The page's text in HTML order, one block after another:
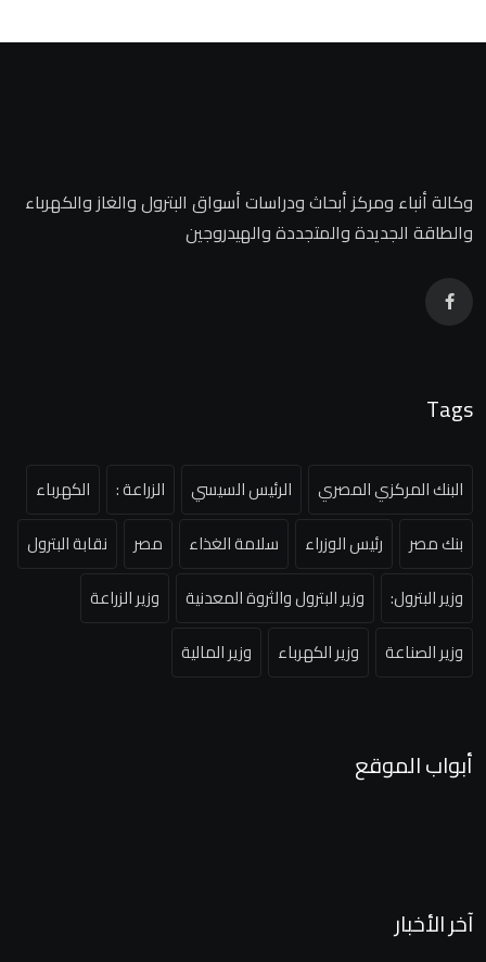
وكالة أنباء ومركز أبحاث ودراسات أسواق البترول والغاز والكهرباء
والطاقة الجديدة والمتجددة والهيدروجين
Tags
البنك المركزي المصري الرئيس السيسي الزراعة :
الكهرباء
بنك مصر
رئيس الوزراء سلامة الغذاء مصر
نقابة البترول
وزير البترول:
وزير البترول والثروة المعدنية
وزير الزراعة
وزير الصناعة
وزير الكهرباء وزير المالية
أبواب الموقع
آخر الأخبار